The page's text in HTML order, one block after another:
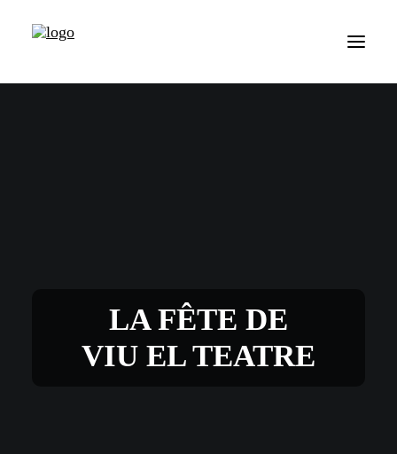
LA FÊTE DE
VIU EL TEATRE